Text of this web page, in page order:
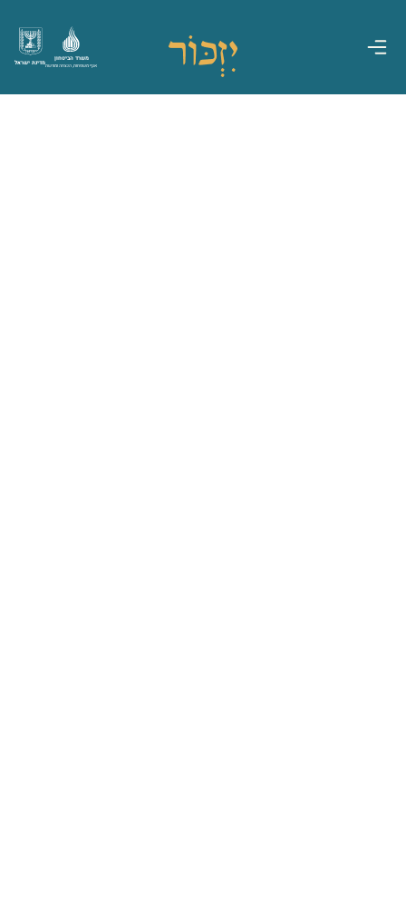
מדינת ישראל
משרד הביטחון
אגף משפחות, הנצחה ומורשת